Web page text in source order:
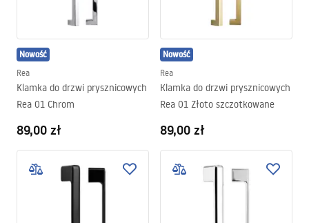
Nowość
Rea
Klamka do drzwi prysznicowych
Rea 01 Chrom
89,00 zł
Nowość
Rea
Klamka do drzwi prysznicowych
Rea 01 Złoto szczotkowane
89,00 zł